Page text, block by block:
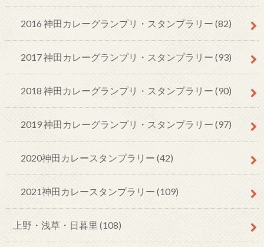
2016 神田カレーグランプリ・スタンプラリー (82)
2017 神田カレーグランプリ・スタンプラリー (93)
2018 神田カレーグランプリ・スタンプラリー (90)
2019 神田カレーグランプリ・スタンプラリー (97)
2020神田カレースタンプラリー (42)
2021神田カレースタンプラリー (109)
上野・浅草・日暮里 (108)